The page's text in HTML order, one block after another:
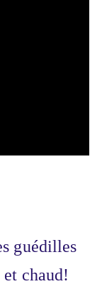
guédilles
et chaud!